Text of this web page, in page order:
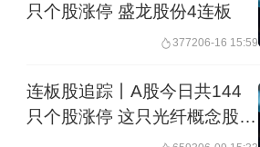
只个股涨停 盛龙股份4连板
377206-16 15:59
连板股追踪丨A股今日共144
只个股涨停 这只光纤概念股3